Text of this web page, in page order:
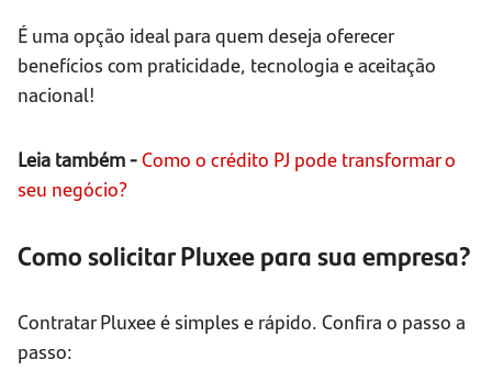
É uma opção ideal para quem deseja oferecer
benefícios com praticidade, tecnologia e aceitação
nacional!
Leia também -Como o crédito PJ pode transformar o
seu negócio?
Como solicitar Pluxee para sua empresa?
Contratar Pluxee é simples e rápido. Confira o passo a
passo: